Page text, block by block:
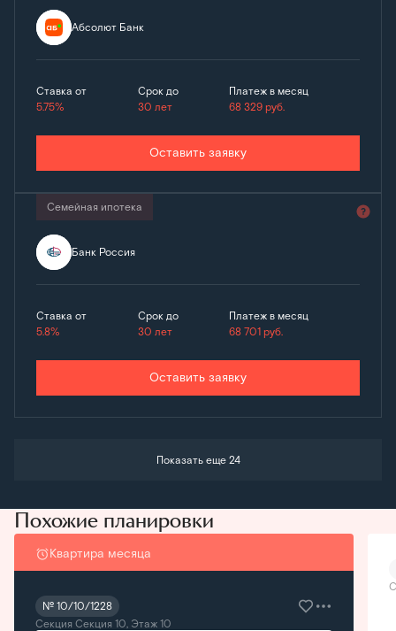
Абсолют Банк
Ставка от
5.75%
Срок до
30 лет
Платеж в месяц
68 329руб.
Оставить заявку
Семейная ипотека
Банк Россия
Ставка от
5.8%
Срок до
30 лет
Платеж в месяц
68 701руб.
Оставить заявку
Показать еще 24
Похожие планировки
Квартира месяца
№ 10/10/1228
Секция Секция 10, Этаж 10